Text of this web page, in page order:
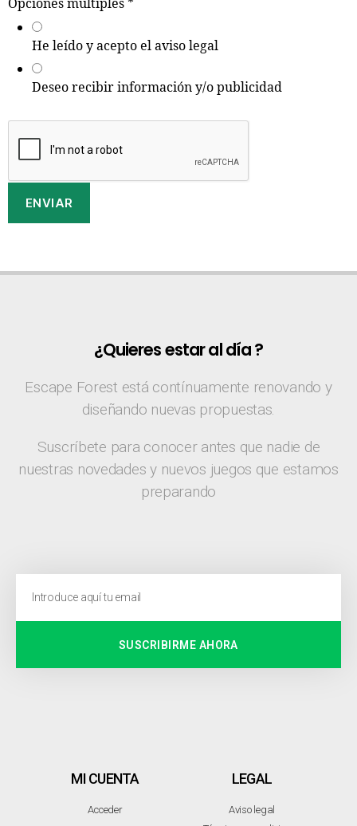
Opciones múltiples *
He leído y acepto el aviso legal
Deseo recibir información y/o publicidad
ENVIAR
¿Quieres estar al día ?
Escape Forest está contínuamente renovando y
diseñando nuevas propuestas.
Suscríbete para conocer antes que nadie de
nuestras novedades y nuevos juegos que estamos
preparando
SUSCRIBIRME AHORA
MI CUENTA
Acceder
LEGAL
Aviso legal